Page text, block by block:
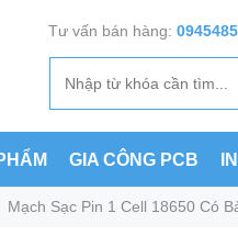
Tư vấn bán hàng:
GIA CÔNG PCB
Mạch Sạc Pin 1 Cell 18650 Có